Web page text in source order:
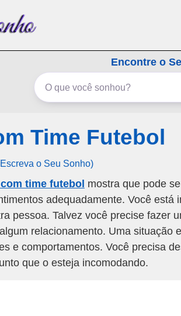
Encontre o
Time Futebol
o Seu Sonho)
time futebol mostra que pode
adequadamente. Você está
pessoa. Talvez você precise fazer
relacionamento. Uma situação
e comportamentos. Você precisa
que o esteja incomodando.